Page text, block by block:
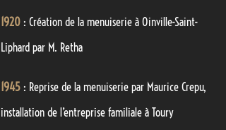
1920 : Création de la menuiserie à Oinville-Saint-
Liphard par M. Retha
1945 : Reprise de la menuiserie par Maurice Crepu,
installation de l’entreprise familiale à Toury